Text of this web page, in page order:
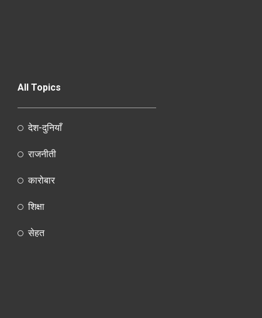
All Topics
देश-दुनियाँ
राजनीती
कारोबार
शिक्षा
सेहत